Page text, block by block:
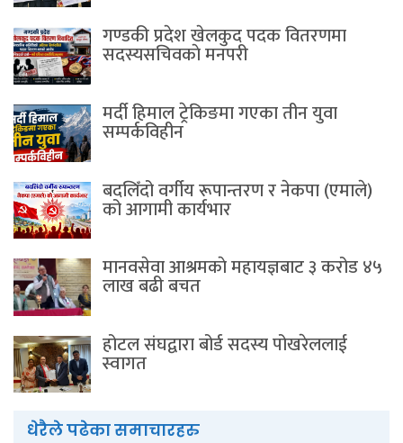
गण्डकी प्रदेश खेलकुद पदक वितरणमा
सदस्यसचिवकाे मनपरी
मर्दी हिमाल ट्रेकिङमा गएका तीन युवा
सम्पर्कविहीन
बदलिँदो वर्गीय रूपान्तरण र नेकपा (एमाले)
को आगामी कार्यभार
मानवसेवा आश्रमकाे‌ महायज्ञबाट ३ करोड ४५
लाख बढी बचत
होटल संघद्वारा बोर्ड सदस्य पोखरेललाई
स्वागत
धेरैले पढेका समाचारहरु